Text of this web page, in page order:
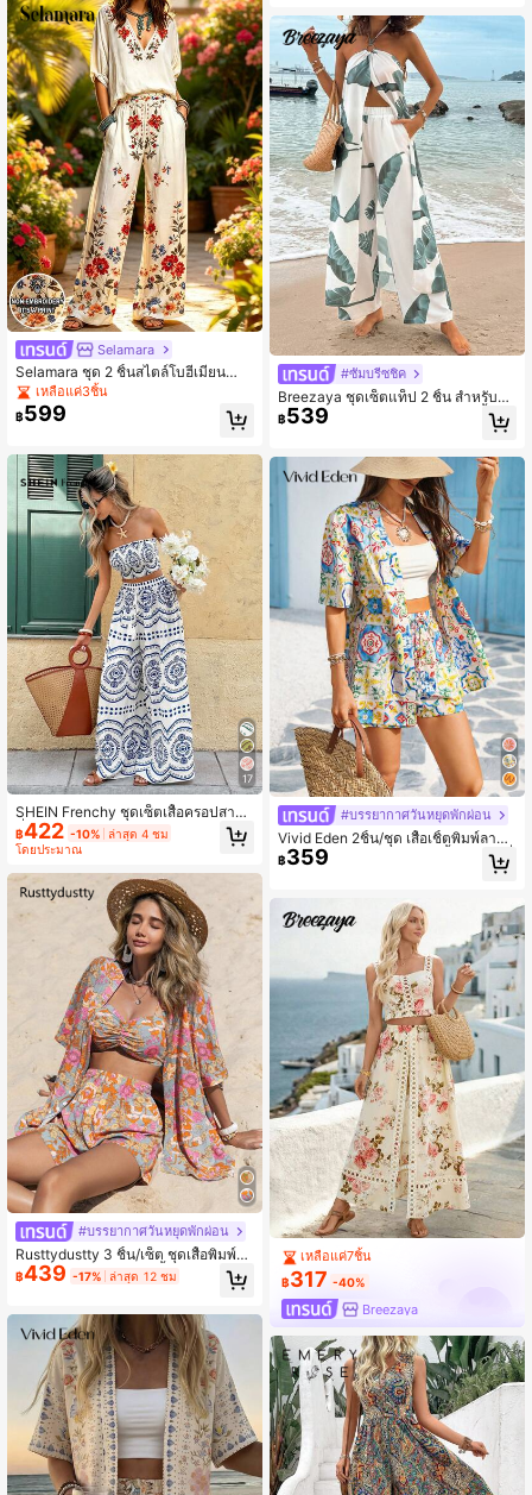
Selamara
Selamara ชุด 2 ชิ้นสไตล์โบฮีเมียนสำห
รับวันหยุดชายหาด ลายดอกไม้สีแดง ข
าว น้ำเงิน เสื้อผู้หญิงทรงหลวมไหล่ตก ค
อวีลึก แขนยาวปานกลาง ชุดลำลองสำ
เหลือแค่3ชิ้น
฿599
17
SHEIN Frenchy ชุดเซ็ตเสื้อครอปสายเ
ดี่ยวพิมพ์ลายต้นไม้สำหรับผู้หญิงและกา
งเกงขาบานแฟชั่น 2 ชิ้น
฿422 -10%
ล่าสุด 4 ชม
โดยประมาณ
#บรรยากาศวันหยุดพักผ่อน
Rusttydustty 3 ชิ้น/เซ็ต ชุดเสื้อพิมพ์ลา
ยดอกไม้สำหรับผู้หญิง, เสื้อคาร์ดิแกนแ
ละกางเกงขาสั้น, ชุดชายหาดแขนสั้นสไ
ดพักผ่อนที่ชายหาดหรูหรา
฿439 -17% ล่าสุด 12 ชม
สบายๆ และวันหยุดฤดูใบไม้ผลิ/ฤดูร้อน
#ซัมบรีซชิค
Breezaya ชุดเซ็ตแท็ป 2 ชิ้น สำหรับฤดู
ใบไม้ผลิและฤดูร้อน ประกอบด้วยเสื้อแข
นกุดผ่าสูงพิมพ์ลายพืชเขตร้อน และกางเ
฿539
#บรรยากาศวันหยุดพักผ่อน
Vivid Eden 2ชิ้น/ชุด เสื้อเชิ้ตพิมพ์ลาย
ลำลองผู้หญิงและกางเกงขาสั้น ชุดไปเที่
ยวชายหาด, ชุดฤดูร้อนสำหรับผู้หญิง, ชุ
เตอร์, ชุดไปเที่ยวสำหรับผู้หญิง
฿359
เหลือแค่7ชิ้น
฿317 -40%
Breezaya